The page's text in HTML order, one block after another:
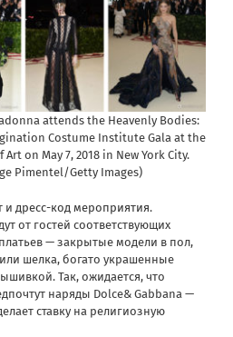
attends the Heavenly Bodies:
Costume Institute Gala at the
on May 7, 2018 in New York City.
Pimentel/Getty Images)
и дресс-код мероприятия.
от гостей соответствующих
— закрытые модели в пол,
шелка, богато украшенные
Так, ожидается, что
наряды Dolce& Gabbana —
ставку на религиозную